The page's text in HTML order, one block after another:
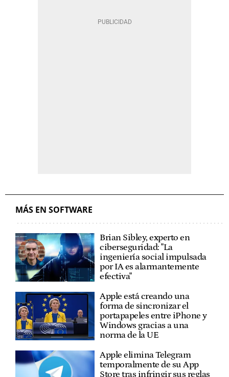
MÁS EN SOFTWARE
Brian Sibley, experto en
ciberseguridad: "La
ingeniería social impulsada
por IA es alarmantemente
efectiva"
Apple está creando una
forma de sincronizar el
portapapeles entre iPhone y
Windows gracias a una
norma de la UE
Apple elimina Telegram
temporalmente de su App
Store tras infringir sus reglas